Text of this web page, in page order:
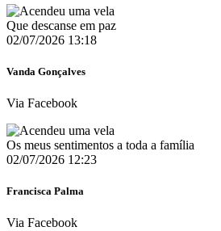
Que descanse em paz
02/07/2026 13:18
Vanda Gonçalves
Via Facebook
Os meus sentimentos a toda a família
02/07/2026 12:23
Francisca Palma
Via Facebook